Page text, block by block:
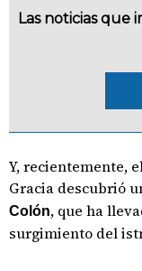
Las noticias que
Y, recientemente,
Gracia descubrió
Colón, que ha
surgimiento del